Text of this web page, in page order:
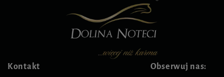
Kontakt Obserwuj nas: